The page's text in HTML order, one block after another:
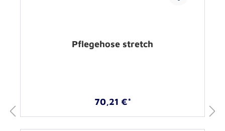
Pflegehose stretch
70,21 €*